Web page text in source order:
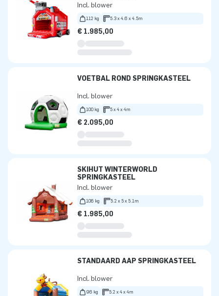
Incl. blower
112 kg 5.3 x 4.6 x 4.5m
€ 1.985,00
VOETBAL ROND SPRINGKASTEEL
Incl. blower
100 kg 5 x 4 x 4m
€ 2.095,00
SKIHUT WINTERWORLD
SPRINGKASTEEL
Incl. blower
106 kg 5.2 x 5 x 5.1m
€ 1.985,00
STANDAARD AAP SPRINGKASTEEL
Incl. blower
96 kg 5.2 x 4 x 4m